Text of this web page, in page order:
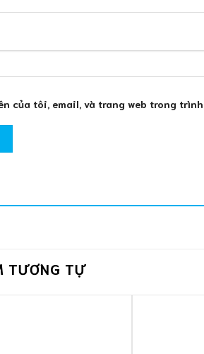
của tôi, email, và trang web trong
TƯƠNG TỰ